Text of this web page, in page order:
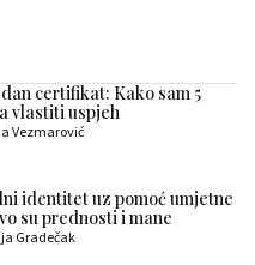
certifikat: Kako sam 5
vlastiti uspjeh
Vezmarović
identitet uz pomoć umjetne
su prednosti i mane
Gradečak